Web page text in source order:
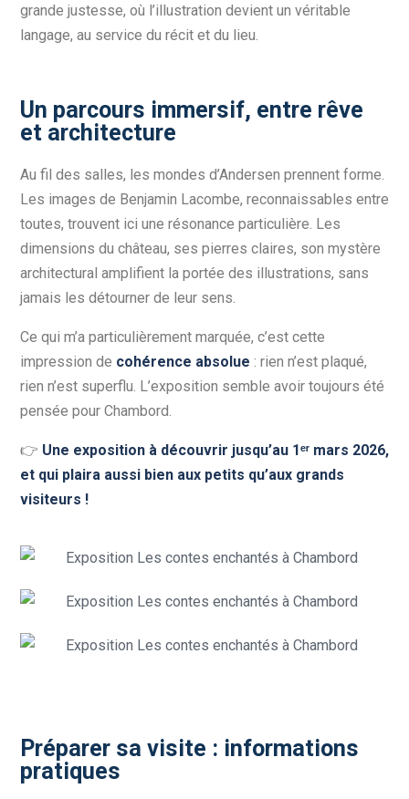
grande justesse, où l’illustration devient un véritable
langage, au service du récit et du lieu.
Un parcours immersif, entre rêve
et architecture
Au fil des salles, les mondes d’Andersen prennent forme.
Les images de Benjamin Lacombe, reconnaissables entre
toutes, trouvent ici une résonance particulière. Les
dimensions du château, ses pierres claires, son mystère
architectural amplifient la portée des illustrations, sans
jamais les détourner de leur sens.
Ce qui m’a particulièrement marquée, c’est cette
impression de cohérence absolue : rien n’est plaqué,
rien n’est superflu. L’exposition semble avoir toujours été
pensée pour Chambord.
👉 Une exposition à découvrir jusqu’au 1ᵉʳ mars 2026,
et qui plaira aussi bien aux petits qu’aux grands
visiteurs !
Préparer sa visite : informations
pratiques